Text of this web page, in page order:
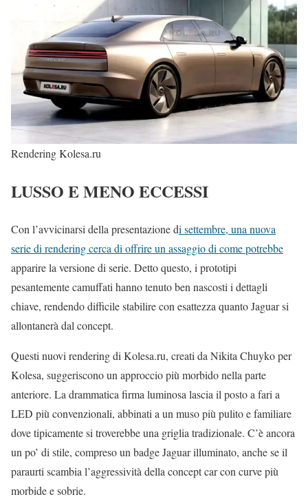
Rendering Kolesa.ru
LUSSO E MENO ECCESSI
Con l’avvicinarsi della presentazione di settembre, una nuova
serie di rendering cerca di offrire un assaggio di come potrebbe
apparire la versione di serie. Detto questo, i prototipi
pesantemente camuffati hanno tenuto ben nascosti i dettagli
chiave, rendendo difficile stabilire con esattezza quanto Jaguar si
allontanerà dal concept.
Questi nuovi rendering di Kolesa.ru, creati da Nikita Chuyko per
Kolesa, suggeriscono un approccio più morbido nella parte
anteriore. La drammatica firma luminosa lascia il posto a fari a
LED più convenzionali, abbinati a un muso più pulito e familiare
dove tipicamente si troverebbe una griglia tradizionale. C’è ancora
un po’ di stile, compreso un badge Jaguar illuminato, anche se il
paraurti scambia l’aggressività della concept car con curve più
morbide e sobrie.